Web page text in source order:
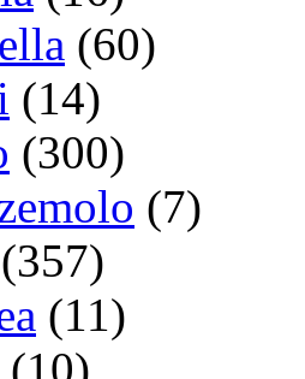
(60)
(14)
(300)
(7)
(357)
(11)